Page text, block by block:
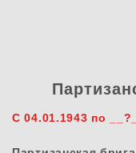
С 04.01.1943 по